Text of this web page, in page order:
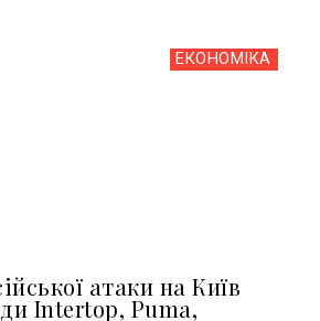
ЕКОНОМІКА
атаки на Київ
Intertop, Puma,